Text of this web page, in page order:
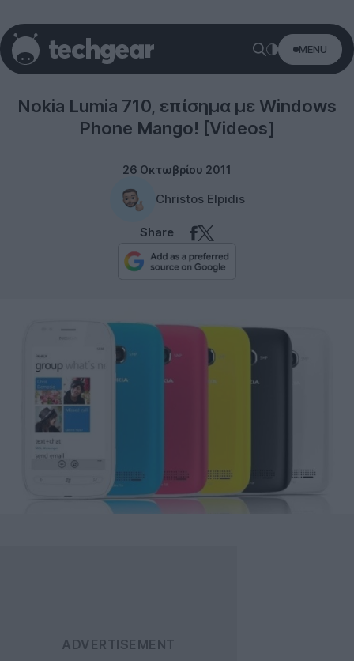
MENU
Windows Phone
Nokia Lumia 710, επίσημα με Windows
Phone Mango! [Videos]
26 Οκτωβρίου 2011
Christos Elpidis
Share